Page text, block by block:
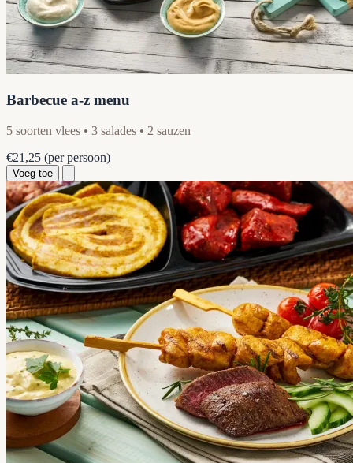
Barbecue a-z menu
5 soorten vlees • 3 salades • 2 sauzen
€21,25 (per persoon)
Voeg toe